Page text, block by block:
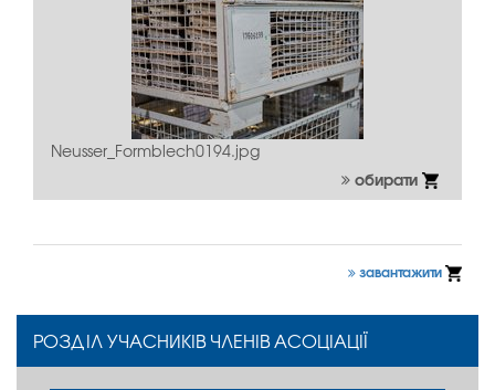
Neusser_Formblech0194.jpg
обирати
завантажити
РОЗДІЛ УЧАСНИКІВ ЧЛЕНІВ АСОЦІАЦІЇ